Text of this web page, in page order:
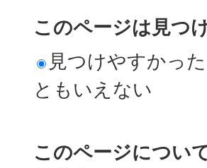
このページは見つ
見つけやすかった
ともいえない
このページについ